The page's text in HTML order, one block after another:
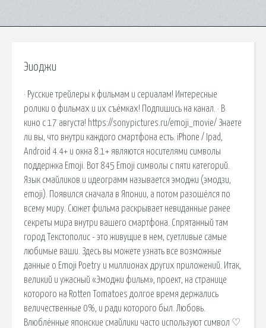
Эиоджи
· Русские трейлеры к фильмам и сериалам! Интересные
ролики о фильмах и их съёмках! Подпишись на канал. · В
кино с 17 августа! https://sonypictures.ru/emoji_movie/ Знаете
ли вы, что внутри каждого смартфона есть. iPhone / Ipad,
Android 4.4+ и окна 8.1+ являются носителями символы
поддержка Emoji. Вот 845 Emoji символы с пяти категорий.
Язык смайликов и идеограмм называется эмоджи (эмодзи,
emoji). Появился сначала в Японии, а потом разошёлся по
всему миру. Сюжет фильма раскрывает невиданные ранее
секреты мира внутри вашего смартфона. Спрятанный там
город Текстополис - это живущие в нем, суетливые самые
любимые ваши. Здесь вы можете узнать все возможные
данные о Emoji Poetry и миллионах других приложений. Итак,
великий и ужасный «Эмоджи фильм», проект, на странице
которого на Rotten Tomatoes долгое время держались
величественные 0%, и ради которого был. Любовь.
Влюблённые японские смайлики часто используют символ ♡